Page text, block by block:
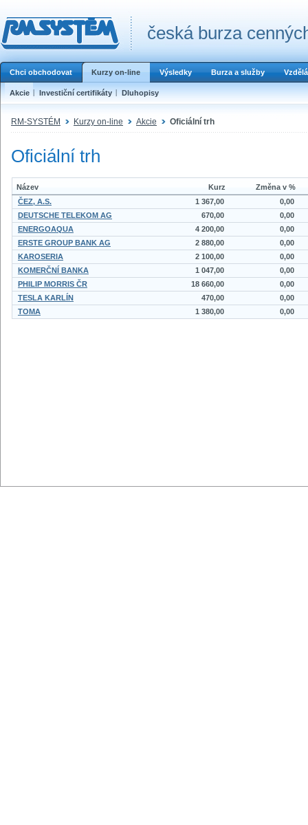
česká burza
Chci obchodovat Kurzy on-line Výsledky Burza a služby
Akcie Investiční certifikáty Dluhopisy
RM-SYSTÉM Kurzy on-line Akcie Oficiální trh
Oficiální trh
Název Kurz
Změna v %
ČEZ, A.S.
1 367,00
0,00
DEUTSCHE TELEKOM AG
670,00
0,00
ENERGOAQUA
4 200,00
0,00
ERSTE GROUP BANK AG
2 880,00
0,00
KAROSERIA
2 100,00
0,00
KOMERČNÍ BANKA
1 047,00
0,00
PHILIP MORRIS ČR
18 660,00
0,00
TESLA KARLÍN
470,00
0,00
TOMA
1 380,00 0,00